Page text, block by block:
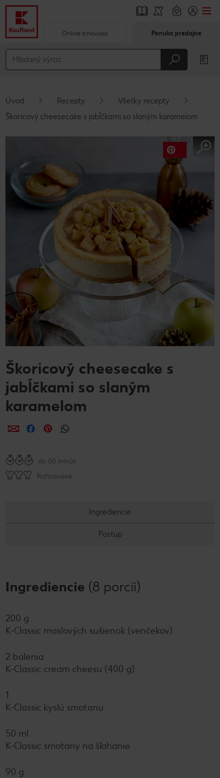
Hlavný obsah
Vyskakovací bočný panel
Online trhovisko Ponuka predajne
Úvod Recepty
Všetky recepty
Škoricový cheesecake s jabĺčkami so slaným karamelom
Škoricový cheesecake s
jabĺčkami so slaným
karamelom
ZdieľaťZdieľaťZdieľať
do 60 minút
Rafinované
Ingrediencie
Postup
Ingrediencie (8 porcií)
200 g
K-Classic maslových sušienok (venčekov)
2 balenia
K-Classic cream cheesu (400 g)
1
K-Classic kyslú smotanu
50 ml
K-Classic smotany na šľahanie
90 g